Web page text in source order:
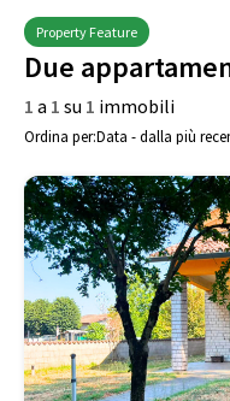
Property Feature
Due
1 a 1 su 1 immobili
Ordina per:Data - dalla più